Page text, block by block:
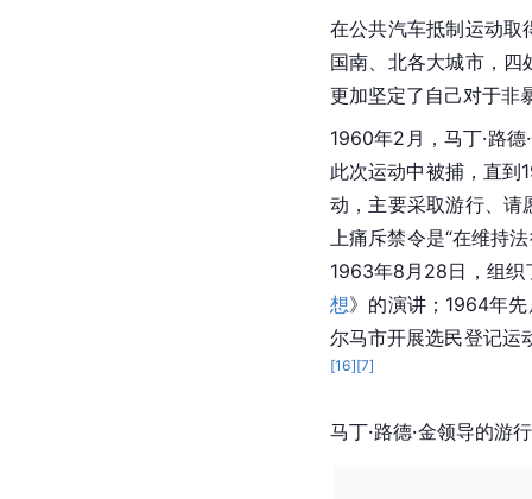
在公共汽车抵制运动取
国南、北各大城市，四
更加坚定了自己对于非
1960年2月，马丁·路德
此次运动中被捕，直到
动，主要采取游行、请
上痛斥禁令是“在维持
1963年8月28日，组织
想》的演讲；1964年
尔马市开展选民登记运
[16][7]
马丁·路德·金领导的游